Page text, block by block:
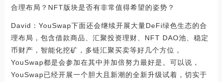
合理布局？NFT版块是否有非常值得希望的姿势？
David：YouSwap下面还会继续开展大量DeFi绿色生态的合
理布局，包含借款商品、汇聚投资理财、NFT DAO池、稳定
币财产，智能化挖矿，多链汇聚买卖等好几个方位，
YouSwap都是会参加在其中并加倍努力最好是。可以说，
YouSwap已经开展一个胆大且新潮的全新升级试着，切实于